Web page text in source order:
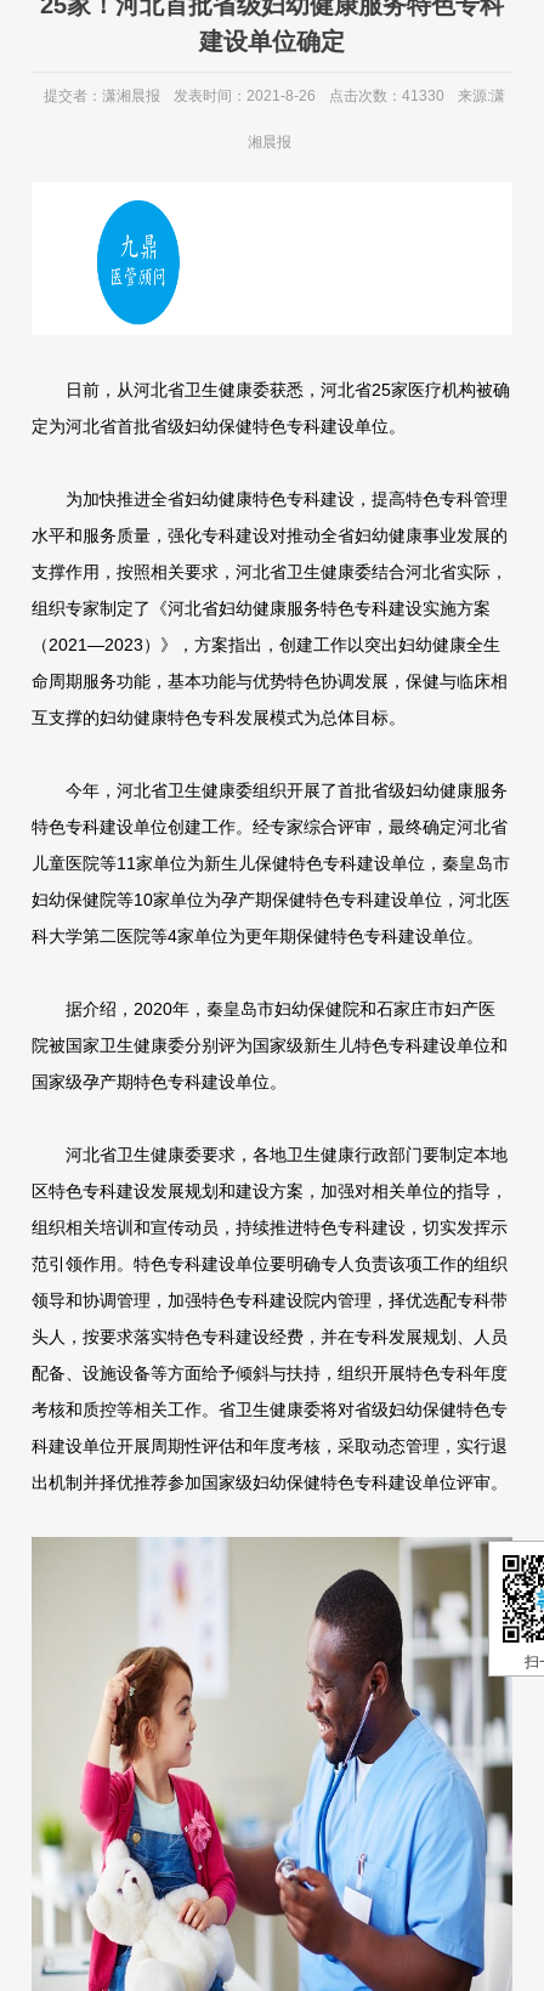
25家！河北首批省级妇幼健康服务特色专科
建设单位确定
提交者：潇湘晨报 发表时间：2021-8-26 点击次数：41330 来源:潇
湘晨报
日前，从河北省卫生健康委获悉，河北省25家医疗机构被确
定为河北省首批省级妇幼保健特色专科建设单位。
为加快推进全省妇幼健康特色专科建设，提高特色专科管理
水平和服务质量，强化专科建设对推动全省妇幼健康事业发展的
支撑作用，按照相关要求，河北省卫生健康委结合河北省实际，
组织专家制定了《河北省妇幼健康服务特色专科建设实施方案
（2021—2023）》，方案指出，创建工作以突出妇幼健康全生
命周期服务功能，基本功能与优势特色协调发展，保健与临床相
互支撑的妇幼健康特色专科发展模式为总体目标。
今年，河北省卫生健康委组织开展了首批省级妇幼健康服务
特色专科建设单位创建工作。经专家综合评审，最终确定河北省
儿童医院等11家单位为新生儿保健特色专科建设单位，秦皇岛市
妇幼保健院等10家单位为孕产期保健特色专科建设单位，河北医
科大学第二医院等4家单位为更年期保健特色专科建设单位。
据介绍，2020年，秦皇岛市妇幼保健院和石家庄市妇产医
院被国家卫生健康委分别评为国家级新生儿特色专科建设单位和
国家级孕产期特色专科建设单位。
河北省卫生健康委要求，各地卫生健康行政部门要制定本地
区特色专科建设发展规划和建设方案，加强对相关单位的指导，
组织相关培训和宣传动员，持续推进特色专科建设，切实发挥示
范引领作用。特色专科建设单位要明确专人负责该项工作的组织
领导和协调管理，加强特色专科建设院内管理，择优选配专科带
头人，按要求落实特色专科建设经费，并在专科发展规划、人员
配备、设施设备等方面给予倾斜与扶持，组织开展特色专科年度
考核和质控等相关工作。省卫生健康委将对省级妇幼保健特色专
科建设单位开展周期性评估和年度考核，采取动态管理，实行退
出机制并择优推荐参加国家级妇幼保健特色专科建设单位评审。
扫